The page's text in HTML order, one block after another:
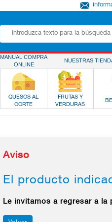
MANUAL COMPRA
ONLINE
NUESTRAS
QUESOS AL
CORTE
FRUTAS Y
VERDURAS
Aviso
El producto
Le invitamos a regresar a la